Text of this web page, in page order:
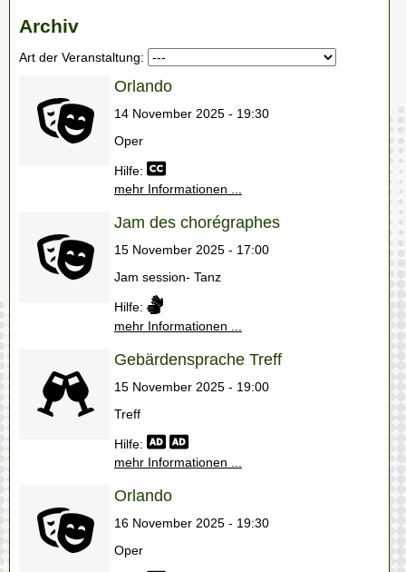
Archiv
Art der Veranstaltung:
Orlando
14 November 2025 - 19:30
Oper
Hilfe:
mehr Informationen ...
Jam des chorégraphes
15 November 2025 - 17:00
Jam session- Tanz
Hilfe:
mehr Informationen ...
Gebärdensprache Treff
15 November 2025 - 19:00
Treff
Hilfe:
mehr Informationen ...
Orlando
16 November 2025 - 19:30
Oper